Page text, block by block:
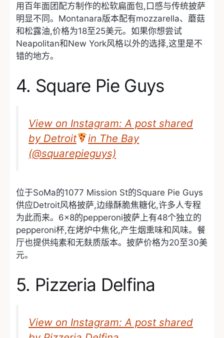
用百年面团配方制作的松软扁面包,口感与传统披萨
明显不同。Montanara版本配有mozzarella、蘑菇
和松露油,价格为18至25美元。如果你想尝试
Neapolitan和New York风格以外的选择,这里是不
错的地方。
4. Square Pie Guys
View on Instagram: A post shared
by Detroit
in The Bay
(@squarepieguys)
位于SoMa的1077 Mission St的Square Pie Guys
供应Detroit风格披萨,边缘酥脆焦糖化,许多人专程
为此而来。6×8的pepperoni披萨上有48个独立的
pepperoni杯,在烤炉中焦化,产生烟熏味和风味。餐
厅也提供纯素和无麸质版本。披萨价格为20至30美
元。
5. Pizzeria Delfina
View on Instagram: A post shared